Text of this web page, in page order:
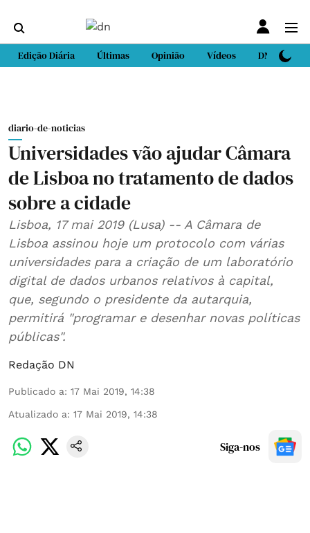
Edição Diária Últimas Opinião Vídeos DN Sport
diario-de-noticias
Universidades vão ajudar Câmara
de Lisboa no tratamento de dados
sobre a cidade
Lisboa, 17 mai 2019 (Lusa) -- A Câmara de
Lisboa assinou hoje um protocolo com várias
universidades para a criação de um laboratório
digital de dados urbanos relativos à capital,
que, segundo o presidente da autarquia,
permitirá "programar e desenhar novas políticas
públicas".
Redação DN
Publicado a: 17 Mai 2019, 14:38
Atualizado a: 17 Mai 2019, 14:38
Siga-nos